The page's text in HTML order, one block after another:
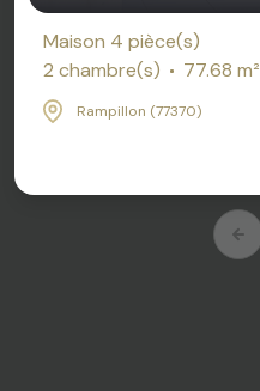
Maison 4 pièce(s)
2 chambre(s)
77.68 m²
Rampillon (77370)